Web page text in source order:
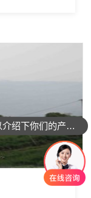
你们是怎么收费的呢